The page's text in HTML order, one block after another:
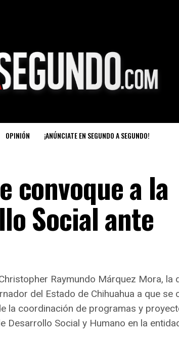
OPINIÓN ¡ANÚNCIATE EN SEGUNDO A SEGUNDO!
convoque a la
Social ante
Raymundo Márquez Mora, la
del Estado de Chihuahua a que se
la coordinación de programas y
Desarrollo Social y Humano en la